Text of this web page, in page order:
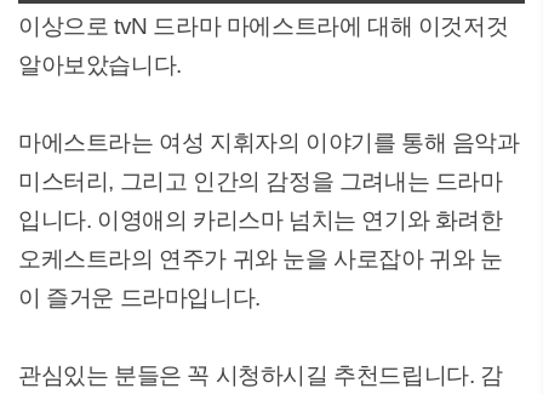
이상으로 tvN 드라마 마에스트라에 대해 이것저것
알아보았습니다.
마에스트라는 여성 지휘자의 이야기를 통해 음악과
미스터리, 그리고 인간의 감정을 그려내는 드라마
입니다. 이영애의 카리스마 넘치는 연기와 화려한
오케스트라의 연주가 귀와 눈을 사로잡아 귀와 눈
이 즐거운 드라마입니다.
관심있는 분들은 꼭 시청하시길 추천드립니다. 감